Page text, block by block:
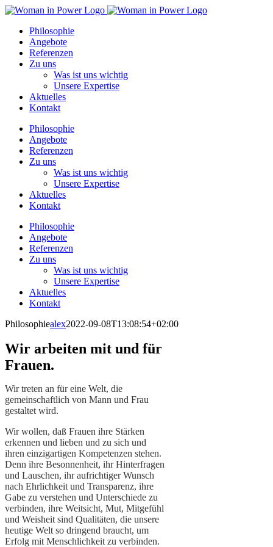
Zum
springenPhilosophie
Angebote
Referenzen
Zu uns
Was ist uns wichtig
Unsere Expertise
Aktuelles
Kontakt
Philosophie
Angebote
Referenzen
Zu uns
Was ist uns wichtig
Unsere Expertise
Aktuelles
Kontakt
Philosophie
Angebote
Referenzen
Zu uns
Was ist uns wichtig
Unsere Expertise
Aktuelles
Kontakt
Philosophiealex2022-09-08T13:08:54+02:00
Wir arbeiten mit und für
Frauen.
Wir treten an für eine Welt, die
gemeinschaftlich von Mann und Frau
gestaltet wird.
Wir wollen, daß Frauen ihre Stärken
erkennen und lieben und zu sich und
ihren einzigartigen Kompetenzen stehen.
Denn ihre Besonnenheit, ihr Hinterfragen
und Lauschen, ihr aufrichtiger Wunsch
nach Ehrlichkeit und Transparenz, ihre
Gabe zu verstehen und Unterschiede zu
verbinden, ihre Weitsicht, Mut, Mitgefühl
und Weisheit sind Qualitäten, die unsere
heutige Welt so dringend braucht, um
Erfolg mit Menschlichkeit zu verbinden.